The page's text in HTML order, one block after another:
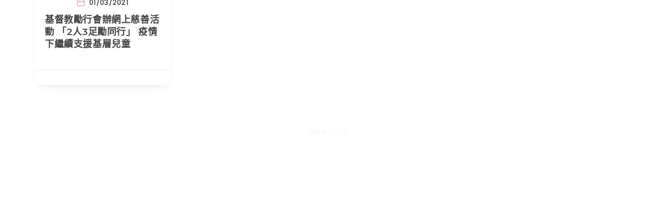
01/03/2021
基督教勵行會辦網上慈善活
動 「2人3足勵同行」 疫情
下繼續支援基層兒童